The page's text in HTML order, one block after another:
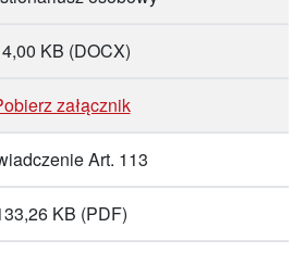
KB (DOCX)
załącznik
Art. 113
KB (PDF)